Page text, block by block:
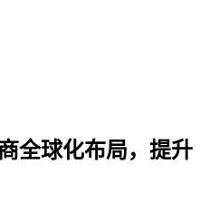
全球化布局，提升